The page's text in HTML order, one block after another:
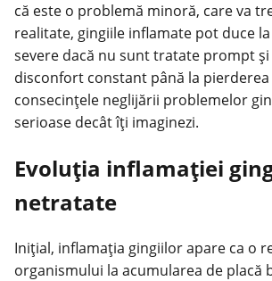
că este o problemă minoră, care va
realitate, gingiile inflamate pot duce
severe dacă nu sunt tratate prompt și
disconfort constant până la
consecințele neglijării problemelor
serioase decât îți imaginezi.
Evoluția inflamației
netratate
Inițial, inflamația gingiilor apare ca o
organismului la acumularea de placă